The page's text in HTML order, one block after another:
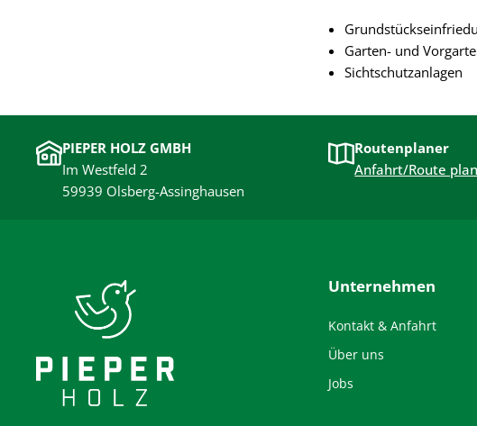
Garten- und
Sichtschutzanlagen
PIEPER HOLZ GMBH
Im Westfeld 2
59939 Olsberg-Assinghausen
Routenplaner
Anfahrt/Route
Unternehmen
Kontakt & Anfahrt
Über uns
Jobs